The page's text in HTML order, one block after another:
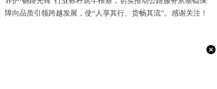
障向品质引领跨越发展，使“人享其行、货畅其流”。感谢关注！